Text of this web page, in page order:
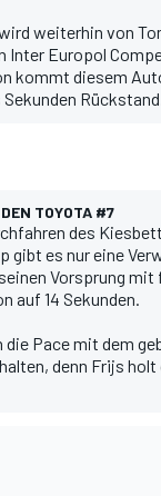
weiterhin von
Inter Europol
kommt diesem
TOYOTA #7
des
gibt es nur eine
Vorsprung mit
auf 14 Sekunden.
die Pace mit dem
denn Frijs